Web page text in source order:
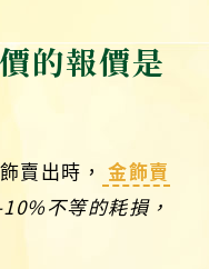
的報價是
賣出時， 金飾賣
不等的耗損，